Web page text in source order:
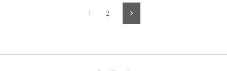
1 2 التالي